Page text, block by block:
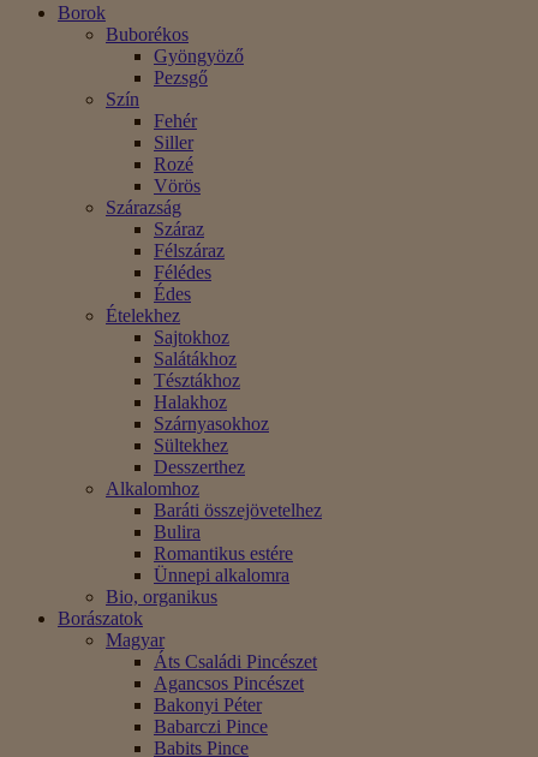
Borok
Buborékos
Gyöngyöző
Pezsgő
Szín
Fehér
Siller
Rozé
Vörös
Szárazság
Száraz
Félszáraz
Félédes
Édes
Ételekhez
Sajtokhoz
Salátákhoz
Tésztákhoz
Halakhoz
Szárnyasokhoz
Sültekhez
Desszerthez
Alkalomhoz
Baráti összejövetelhez
Bulira
Romantikus estére
Ünnepi alkalomra
Bio, organikus
Borászatok
Magyar
Áts Családi Pincészet
Agancsos Pincészet
Bakonyi Péter
Babarczi Pince
Babits Pince